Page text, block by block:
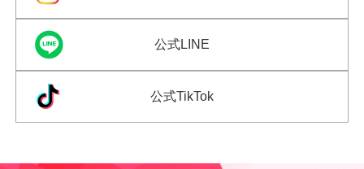
公式LINE
公式TikTok